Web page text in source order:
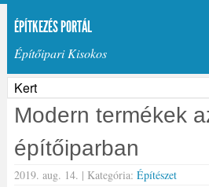
ÉPÍTKEZÉS PORTÁL
Építőipari Kisokos
Modern termékek
építőiparban
2019. aug. 14. | Kategória: Építészet